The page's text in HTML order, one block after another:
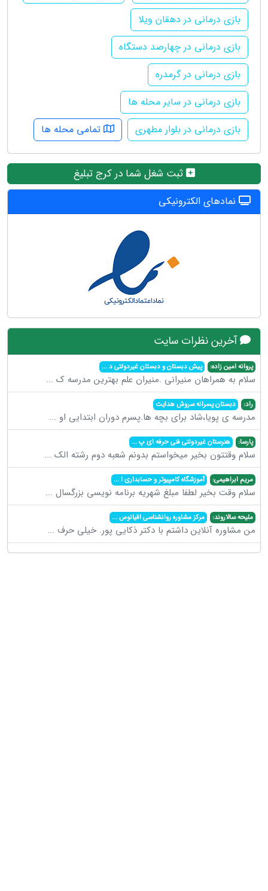
بازی درمانی در دهقان ویلا
بازی درمانی در چهارصد دستگاه
بازی درمانی در گرمدره
بازی درمانی در سایر محله ها
بازی درمانی در بلوار مطهری
تمامی محله ها
ثبت شغل شما در کرج تبلیغ
نمادهای الکترونیکی
آخرین نظرات سایت
پروانه امین زاده: پیش دبستان و دبستان غیردولتی د...
سلام به همراهان منیرانی .منیران علم بهترین مدرسه ک ...
راد: دبستان پسرانه سروش هدایت
مدرسه ی پویا،شاد برای بچه ها.پسرم دوران ابتدایی او ...
پارسا: هنرستان غیردولتی فنی حرفه ای پ...
سلام وقتتون بخیر میخواستم بدونم شعبه دوم رشته الک ...
مریم ابراهیمی: آموزشگاه کامپیوتر و حسابداری ا...
سلام وقت بخیر لطفا مبلغ شهریه برنامه نویسی بزرگسال ...
ملیحه سالاروند: مرکز مشاوره روانشناسی اقیانوس...
من مشاوره آنلاین داشتم با دکتر ذکایی پور. خیلی حرف ...